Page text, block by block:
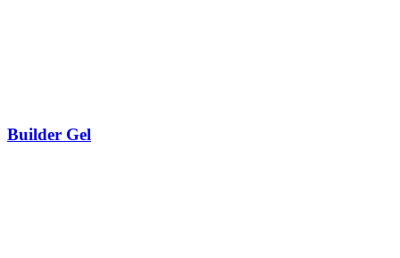
Builder Gel